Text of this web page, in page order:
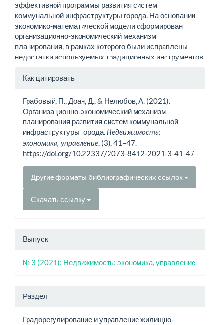
эффективной программы развития систем
коммунальной инфраструктуры города. На основании
экономико-математической модели сформирован
организационно-экономический механизм
планирования, в рамках которого были исправлены
недостатки используемых традиционных инструментов.
Информация
Как цитировать
Грабовый, П., Доан, Д., & Нелюбов, А. (2021).
Организационно-экономический механизм
планирования развития систем коммунальной
инфраструктуры города. Недвижимость:
экономика, управление , (3), 41–47.
https://doi.org/10.22337/2073-8412-2021-3-41-47
Другие форматы библиографических ссылок
Скачать ссылку
Выпуск
№ 3 (2021): Недвижимость: экономика, управление
Раздел
Градорегулирование и управление жилищно-